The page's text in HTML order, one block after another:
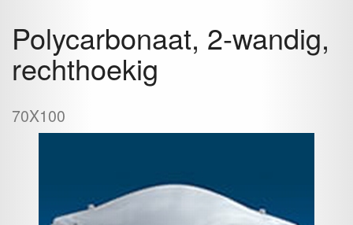
Polycarbonaat, 2-wandig,
rechthoekig
70X100